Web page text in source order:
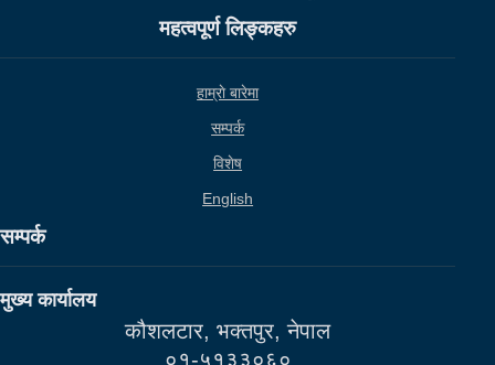
महत्वपूर्ण लिङ्कहरु
हाम्राे बारेमा
सम्पर्क
विशेष
English
सम्पर्क
मुख्य कार्यालय
कौशलटार, भक्तपुर, नेपाल
०१-५१३३०६०